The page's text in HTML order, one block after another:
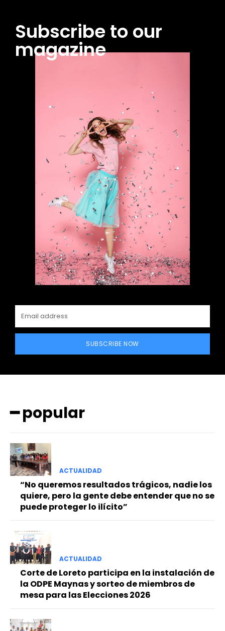
Subscribe to our
magazine
SUBSCRIBE NOW
━ popular
ACTUALIDAD
“No queremos resultados trágicos, nadie los
quiere, pero la gente debe entender que no se
puede proteger lo ilícito”
ACTUALIDAD
Corte de Loreto participa en la instalación de
la ODPE Maynas y sorteo de miembros de
mesa para las Elecciones 2026